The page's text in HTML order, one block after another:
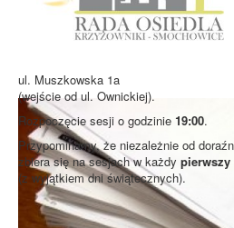
ul. Muszkowska 1a
(wejście od ul. Ownickiej).
Rozpoczęcie sesji o godzinie 19:00.
Przypominamy, że niezależnie od
zbiera się na sesjach w każdy pierwszy
(z wyjątkiem dni świątecznych).